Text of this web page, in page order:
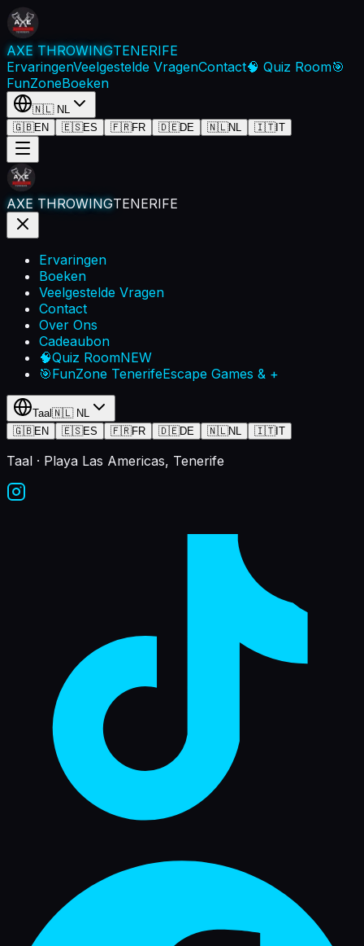
AXE THROWINGTENERIFE
ErvaringenVeelgestelde VragenContact🧠 Quiz Room🎯
FunZoneBoeken
🇳🇱 NL
🇬🇧EN 🇪🇸ES 🇫🇷FR 🇩🇪DE 🇳🇱NL 🇮🇹IT
AXE THROWINGTENERIFE
Ervaringen
Boeken
Veelgestelde Vragen
Contact
Over Ons
Cadeaubon
🧠Quiz RoomNEW
🎯FunZone TenerifeEscape Games & +
Taal🇳🇱 NL
🇬🇧EN 🇪🇸ES 🇫🇷FR 🇩🇪DE 🇳🇱NL 🇮🇹IT
Taal · Playa Las Americas, Tenerife